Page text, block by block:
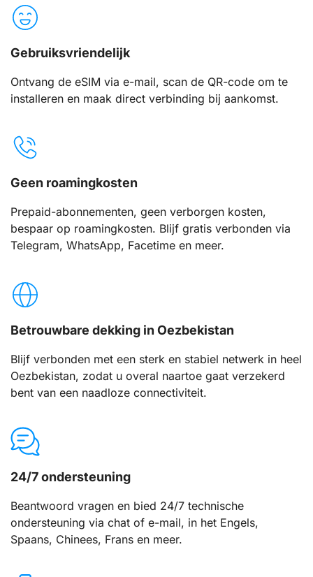
Gebruiksvriendelijk
Ontvang de eSIM via e-mail, scan de QR-code om te
installeren en maak direct verbinding bij aankomst.
Geen roamingkosten
Prepaid-abonnementen, geen verborgen kosten,
bespaar op roamingkosten. Blijf gratis verbonden via
Telegram, WhatsApp, Facetime en meer.
Betrouwbare dekking in Oezbekistan
Blijf verbonden met een sterk en stabiel netwerk in heel
Oezbekistan, zodat u overal naartoe gaat verzekerd
bent van een naadloze connectiviteit.
24/7 ondersteuning
Beantwoord vragen en bied 24/7 technische
ondersteuning via chat of e-mail, in het Engels,
Spaans, Chinees, Frans en meer.